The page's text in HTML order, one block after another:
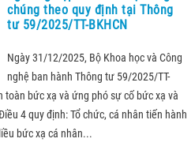
chúng theo quy định tại Thông
tư 59/2025/TT-BKHCN
Ngày 31/12/2025, Bộ Khoa học và Công
nghệ ban hành Thông tư 59/2025/TT-
toàn bức xạ và ứng phó sự cố bức xạ và
4 quy định: Tổ chức, cá nhân tiến hành
bức xạ cá nhân...